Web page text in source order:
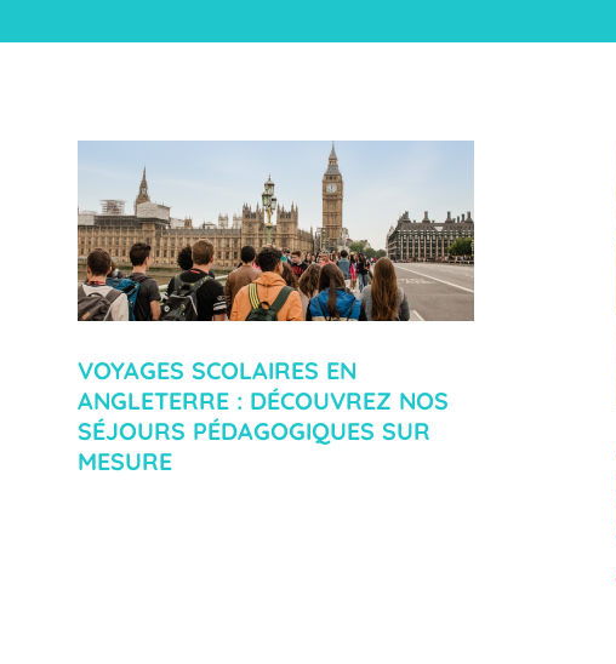
VOYAGES SCOLAIRES EN
ANGLETERRE : DÉCOUVREZ NOS
SÉJOURS PÉDAGOGIQUES SUR
MESURE